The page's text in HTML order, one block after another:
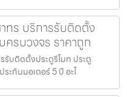
ทร บริการรับติดตั้ง
ครบวงจร ราคาถูก
รับติดตั้งประตูรีโมท ประตู
ะกันมอเตอร์ 5 ปี อะไ